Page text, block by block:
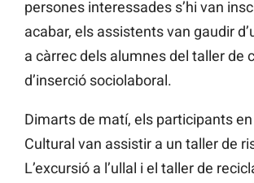
persones interessades s’hi van
acabar, els assistents van gaudir
a càrrec dels alumnes del taller de
d’inserció sociolaboral.
Dimarts de matí, els participants
Cultural van assistir a un taller de
L’excursió a l’ullal i el taller de